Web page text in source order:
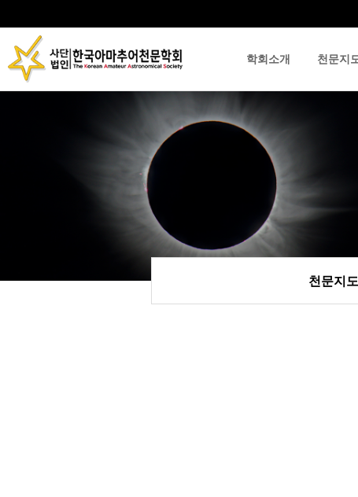
학회소개 천문지
하위분류 하위분류
천문지